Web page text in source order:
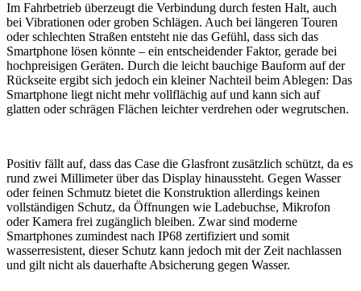
Im Fahrbetrieb überzeugt die Verbindung durch festen Halt, auch
bei Vibrationen oder groben Schlägen. Auch bei längeren Touren
oder schlechten Straßen entsteht nie das Gefühl, dass sich das
Smartphone lösen könnte – ein entscheidender Faktor, gerade bei
hochpreisigen Geräten. Durch die leicht bauchige Bauform auf der
Rückseite ergibt sich jedoch ein kleiner Nachteil beim Ablegen: Das
Smartphone liegt nicht mehr vollflächig auf und kann sich auf
glatten oder schrägen Flächen leichter verdrehen oder wegrutschen.
Positiv fällt auf, dass das Case die Glasfront zusätzlich schützt, da es
rund zwei Millimeter über das Display hinaussteht. Gegen Wasser
oder feinen Schmutz bietet die Konstruktion allerdings keinen
vollständigen Schutz, da Öffnungen wie Ladebuchse, Mikrofon
oder Kamera frei zugänglich bleiben. Zwar sind moderne
Smartphones zumindest nach IP68 zertifiziert und somit
wasserresistent, dieser Schutz kann jedoch mit der Zeit nachlassen
und gilt nicht als dauerhafte Absicherung gegen Wasser.